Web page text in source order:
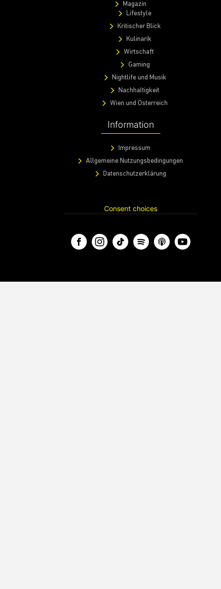
Magazin
Lifestyle
Kritischer Blick
Kulinarik
Wirtschaft
Gaming
Nightlife und Musik
Nachhaltigkeit
Wien und Österreich
Information
Impressum
Allgemeine Nutzungsbedingungen
Datenschutzerklärung
Consent choices